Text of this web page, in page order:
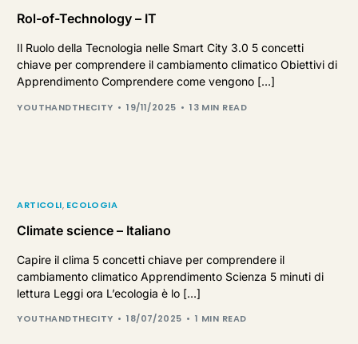
Rol-of-Technology – IT
Il Ruolo della Tecnologia nelle Smart City 3.0 5 concetti
chiave per comprendere il cambiamento climatico Obiettivi di
Apprendimento Comprendere come vengono […]
YOUTHANDTHECITY 19/11/2025 13 MIN READ
ARTICOLI, ECOLOGIA
Climate science – Italiano
Capire il clima 5 concetti chiave per comprendere il
cambiamento climatico Apprendimento Scienza 5 minuti di
lettura Leggi ora L’ecologia è lo […]
YOUTHANDTHECITY 18/07/2025 1 MIN READ